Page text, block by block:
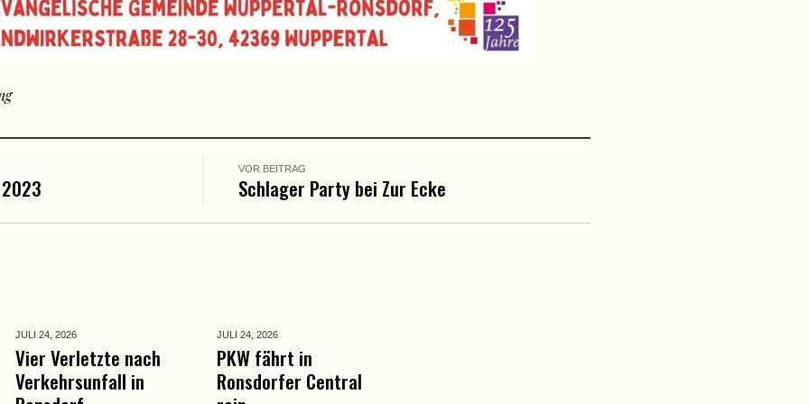
VOR BEITRAG
Schlager Party bei Zur Ecke
JULI 24, 2026
Vier Verletzte nach
Verkehrsunfall in
JULI 24, 2026
PKW fährt in
Ronsdorfer Central